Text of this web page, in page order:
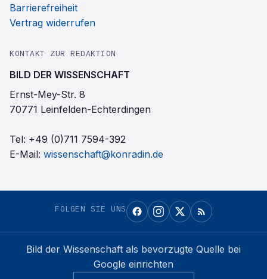
Barrierefreiheit
Vertrag widerrufen
KONTAKT ZUR REDAKTION
BILD DER WISSENSCHAFT
Ernst-Mey-Str. 8
70771 Leinfelden-Echterdingen
Tel: +49 (0)711 7594-392
E-Mail: wissenschaft@konradin.de
FOLGEN SIE UNS
Bild der Wissenschaft als bevorzugte Quelle bei
Google einrichten